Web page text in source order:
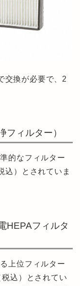
交換が必要で、2
フィルター）
的なフィルター
込）とされていま
HEPAフィルタ
上位フィルター
込）とされてい